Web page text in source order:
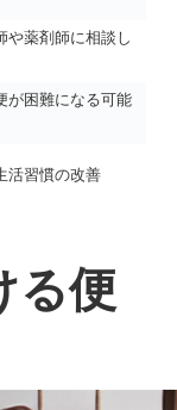
や薬剤師に相談し
が困難になる可能
活習慣の改善
る便